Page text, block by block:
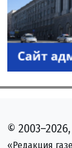
©
«Редакция